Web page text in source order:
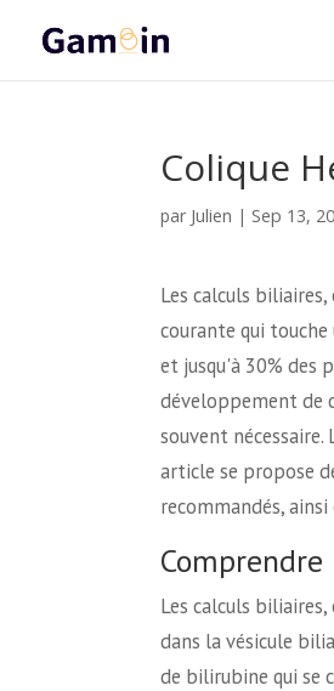
Colique
par Julien | Sep 13,
Les calculs
courante qui
et jusqu'à 30% des
développement de
souvent
article se propose
recommandés,
Les calculs
dans la vésicule
de bilirubine qui se